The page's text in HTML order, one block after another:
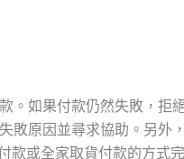
。如果付款仍然失敗，拒
敗原因並尋求協助。另外
款或全家取貨付款的方式